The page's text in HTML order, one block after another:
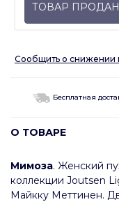
ТОВАР ПРОДАН
Сообщить о снижении
Бесплатная
О ТОВАРЕ
Мимоза. Женский
коллекции Joutsen
Майкку Меттинен.